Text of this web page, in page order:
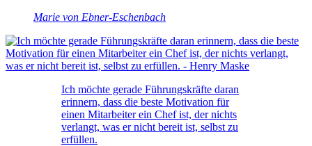
Marie von Ebner-Eschenbach
Ich möchte gerade Führungskräfte daran
erinnern, dass die beste Motivation für
einen Mitarbeiter ein Chef ist, der nichts
verlangt, was er nicht bereit ist, selbst zu
erfüllen.